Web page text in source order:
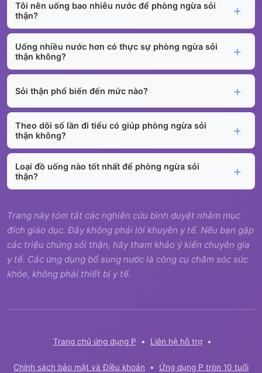
Tôi nên uống bao nhiêu nước để phòng ngừa sỏi
thận?
Uống nhiều nước hơn có thực sự phòng ngừa sỏi
thận không?
Sỏi thận phổ biến đến mức nào?
Theo dõi số lần đi tiểu có giúp phòng ngừa sỏi
thận không?
Loại đồ uống nào tốt nhất để phòng ngừa sỏi
thận?
Trang này tóm tắt các nghiên cứu bình duyệt nhằm mục
đích giáo dục. Đây không phải lời khuyên y tế. Nếu bạn gặp
các triệu chứng sỏi thận, hãy tham khảo ý kiến chuyên gia
y tế. Các ứng dụng bổ sung nước là công cụ chăm sóc sức
khỏe, không phải thiết bị y tế.
Trang chủ ứng dụng P • Liên hệ hỗ trợ •
Chính sách bảo mật và Điều khoản • Ứng dụng P tròn 10 tuổi